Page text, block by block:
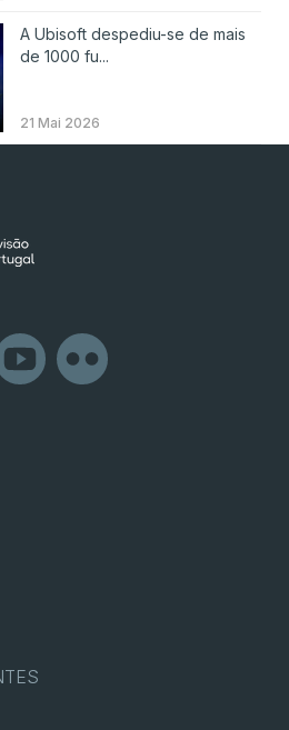
A Ubisoft despediu-se de mais
de 1000 fu...
21 Mai 2026